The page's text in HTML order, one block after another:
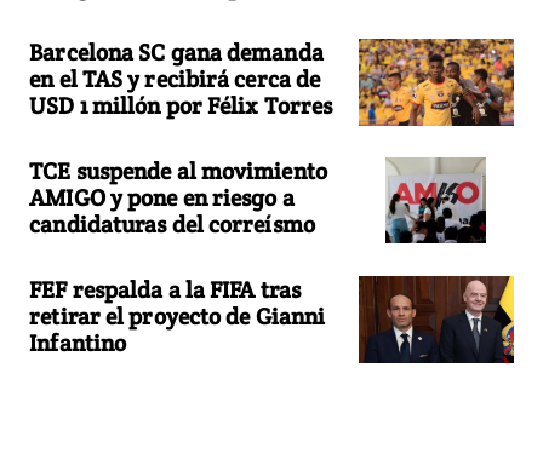
Barcelona SC gana demanda
en el TAS y recibirá cerca de
USD 1 millón por Félix Torres
TCE suspende al movimiento
AMIGO y pone en riesgo a
candidaturas del correísmo
FEF respalda a la FIFA tras
retirar el proyecto de Gianni
Infantino